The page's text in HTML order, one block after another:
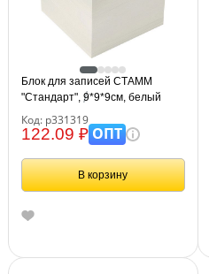
Блок для записей СТАММ
"Стандарт", 9*9*9см, белый
Код: р331319
122.09 ₽ОПТ
В корзину